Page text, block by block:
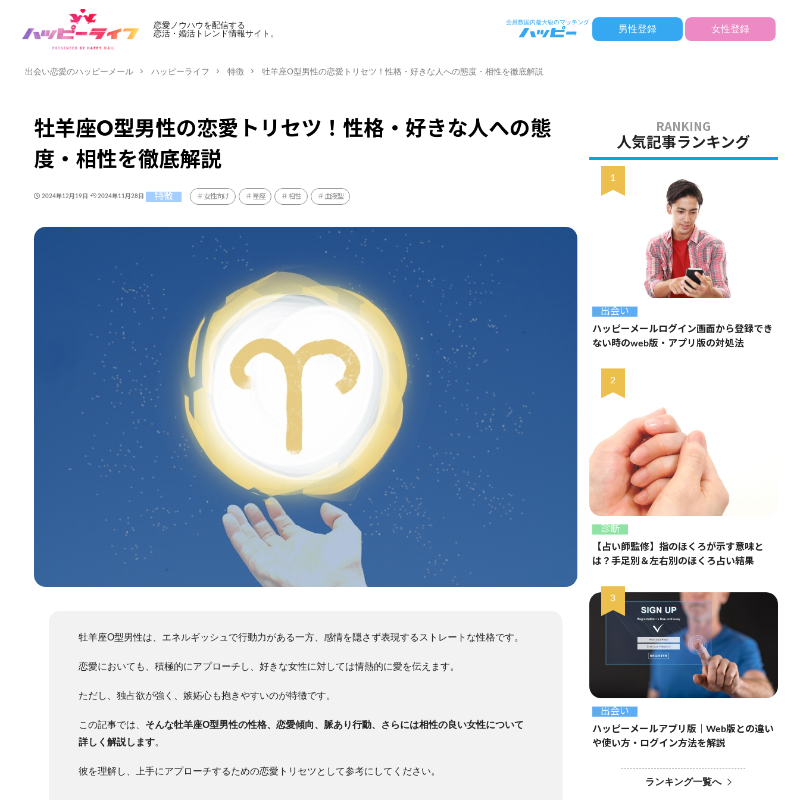
恋愛ノウハウを配信する
恋活・婚活トレンド情報サイト。
男性登録 女性登録
出会い恋愛のハッピーメール ハッピーライフ 特徴 牡羊座O型男性の恋愛トリセツ！性格・好きな人への態度・相性を徹底解説
牡羊座O型男性の恋愛トリセツ！性格・好きな人への態
度・相性を徹底解説
2024年12月19日 2024年11月28日 特徴 女性向け 星座 相性 血液型
牡羊座O型男性は、エネルギッシュで行動力がある一方、感情を隠さず表現するストレートな性格です。
恋愛においても、積極的にアプローチし、好きな女性に対しては情熱的に愛を伝えます。
ただし、独占欲が強く、嫉妬心も抱きやすいのが特徴です。
この記事では、 そんな牡羊座O型男性の性格、恋愛傾向、脈あり行動、さらには相性の良い女性について
詳しく解説します。
彼を理解し、上手にアプローチするための恋愛トリセツとして参考にしてください。
人気記事ランキング
出会い
ハッピーメールログイン画面から登録でき
ない時のweb版・アプリ版の対処法
診断
【占い師監修】指のほくろが示す意味と
は？手足別＆左右別のほくろ占い結果
出会い
ハッピーメールアプリ版｜Web版との違い
や使い方・ログイン方法を解説
ランキング一覧へ